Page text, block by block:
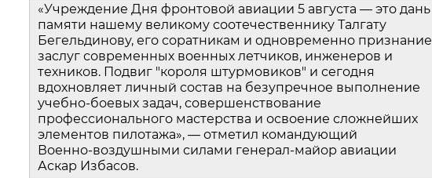
«Учреждение Дня фронтовой авиации 5 августа — это дань
памяти нашему великому соотечественнику Талгату
Бегельдинову, его соратникам и одновременно признание
заслуг современных военных летчиков, инженеров и
техников. Подвиг "короля штурмовиков" и сегодня
вдохновляет личный состав на безупречное выполнение
учебно‑боевых задач, совершенствование
профессионального мастерства и освоение сложнейших
элементов пилотажа», — отметил командующий
Военно‑воздушными силами генерал‑майор авиации
Аскар Избасов.